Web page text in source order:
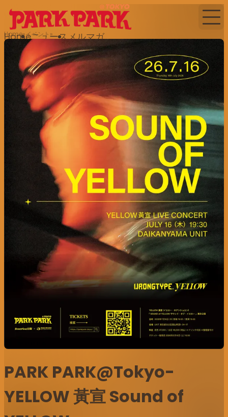
Homeニュースメルマガ
Home イベント
PARK PARK@Tokyo-
YELLOW 黃宣 Sound of